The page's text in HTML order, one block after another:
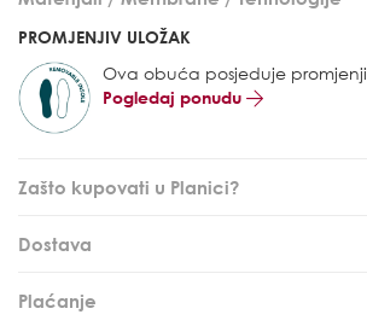
PROMJENJIV ULOŽAK
Ova obuća posjeduje
Pogledaj ponudu
Zašto kupovati u Planici?
Dostava
Plaćanje